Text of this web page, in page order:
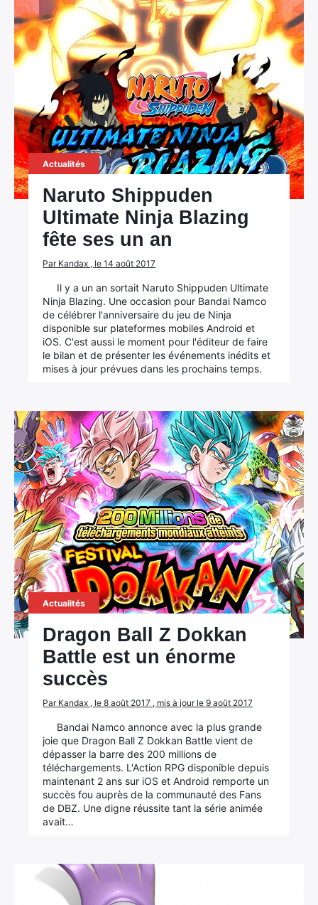
Actualités
Naruto Shippuden
Ultimate Ninja Blazing
fête ses un an
Par Kandax , le 14 août 2017
Il y a un an sortait Naruto Shippuden Ultimate
Ninja Blazing. Une occasion pour Bandai Namco
de célébrer l'anniversaire du jeu de Ninja
disponible sur plateformes mobiles Android et
iOS. C'est aussi le moment pour l'éditeur de faire
le bilan et de présenter les événements inédits et
mises à jour prévues dans les prochains temps.
Actualités
Dragon Ball Z Dokkan
Battle est un énorme
succès
Par Kandax , le 8 août 2017 , mis à jour le 9 août 2017
Bandai Namco annonce avec la plus grande
joie que Dragon Ball Z Dokkan Battle vient de
dépasser la barre des 200 millions de
téléchargements. L'Action RPG disponible depuis
maintenant 2 ans sur iOS et Android remporte un
succès fou auprès de la communauté des Fans
de DBZ. Une digne réussite tant la série animée
avait…